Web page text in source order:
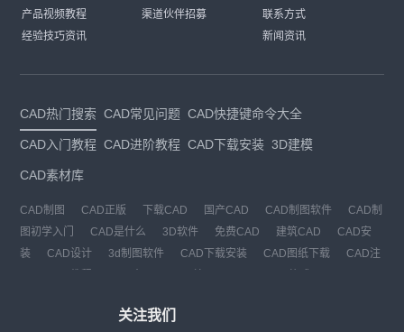
产品视频教程
经验技巧资讯
渠道伙伴招募
联系方式
新闻资讯
CAD热门搜索 CAD常见问题 CAD快捷键命令大全
CAD入门教程 CAD进阶教程 CAD下载安装 3D建模
CAD素材库
CAD制图 CAD正版 下载CAD 国产CAD CAD制图软件
CAD制
图初学入门
CAD是什么 3D软件 免费CAD 建筑CAD
CAD安
装
CAD设计 3d制图软件 CAD下载安装 CAD图纸下载
CAD注
关注我们